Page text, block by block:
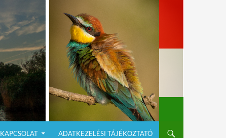
KAPCSOLAT ADATKEZELÉSI TÁJÉKOZTATÓ